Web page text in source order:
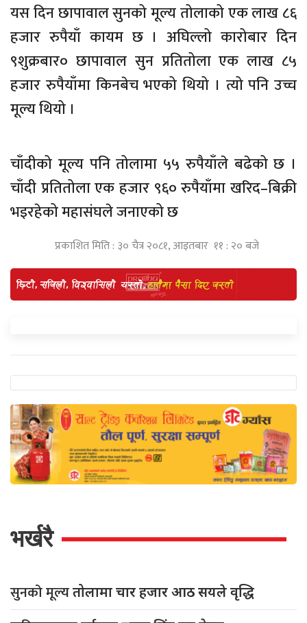
यस दिन छापावाल सुनको मूल्य तोलाको एक लाख ८६
हजार रुपैयाँ कायम छ । अघिल्लो कारोबार दिन
९शुक्रबार० छापावाल सुन प्रतितोला एक लाख ८५
हजार रुपैयाँमा किनबेच भएको थियो । त्यो पनि उच्च
मूल्य थियो ।
चाँदीको मूल्य पनि तोलामा ५५ रुपैयाँले बढेको छ ।
चाँदी प्रतितोला एक हजार ९६० रुपैयाँमा खरिद–बिक्री
भइरहेको महासंघले जनाएको छ
प्रकाशित मिति : ३० चैत्र २०८१, आइतबार ११ : २० बजे
भर्खरै
सुनको मूल्यतोलामा चार हजार आठ सयले वृद्धि